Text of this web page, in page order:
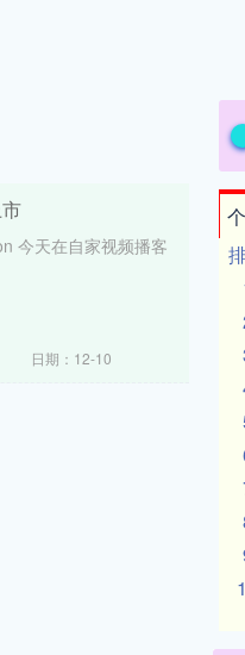
今天在自家视频播客
日期：12-10